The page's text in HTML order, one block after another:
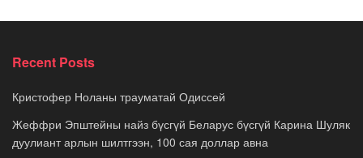
Recent Posts
Кристофер Ноланы трауматай Одиссей
Жеффри Эпштейны найз бүсгүй Беларус бүсгүй Карина Шуляк
дуулиант арлын шилтгээн, 100 сая доллар авна